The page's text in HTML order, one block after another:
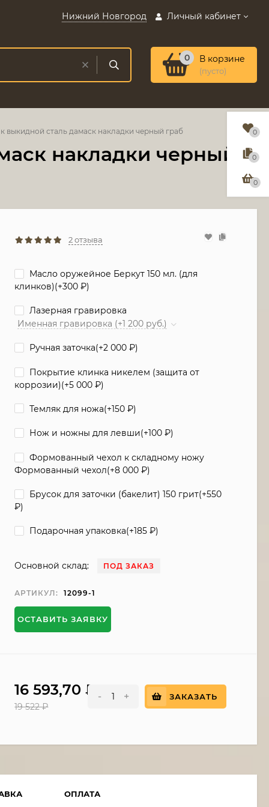
Нижний Новгород Личный кабинет
0 В корзине
(пусто)
сталь дамаск накладки черный граб
накладки черный
2 отзыва
Масло оружейное Беркут 150 мл. (для
клинков)(+300₽)
Лазерная гравировка
Именная гравировка (+1 200 руб.)
Ручная заточка(+2 000₽)
Покрытие клинка никелем (защита от
коррозии)(+5 000₽)
Темляк для ножа(+150₽)
Нож и ножны для левши(+100₽)
Формованный чехол к складному ножу
Формованный чехол(+8 000₽)
Брусок для заточки (бакелит) 150 грит(+550
₽)
Подарочная упаковка(+185₽)
Основной склад: ПОД ЗАКАЗ
АРТИКУЛ: 12099-1
ОСТАВИТЬ ЗАЯВКУ
16 593,70₽
19 522₽
- + ЗАКАЗАТЬ
ОПЛАТА
0
0
0